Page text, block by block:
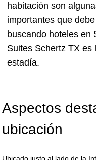
habitación son
importantes que
buscando hoteles en
Suites Schertz TX es
estadía.
Aspectos
ubicación